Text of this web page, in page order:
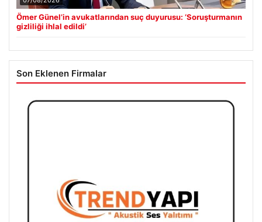
07/08/2026
Ömer Günel’in avukatlarından suç duyurusu: ‘Soruşturmanın
gizliliği ihlal edildi’
Son Eklenen Firmalar